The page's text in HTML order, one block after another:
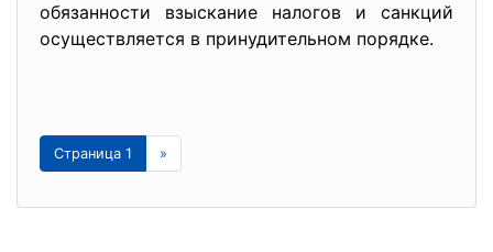
обязанности взыскание налогов и санкций
осуществляется в принудительном порядке.
Страница 1 »